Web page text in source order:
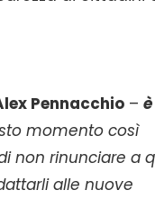
Pennacchio –è
momento così
non rinunciare a
alle nuove